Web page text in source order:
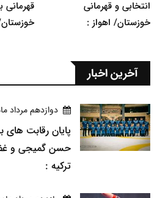
انتخابی و قهرمانی
خوزستان/ اهواز :
قهرمانی
آخرین اخبار
دوازدهم مرداد ماه
پایان رقابت های
حسن گمیجی و
ترکیه :